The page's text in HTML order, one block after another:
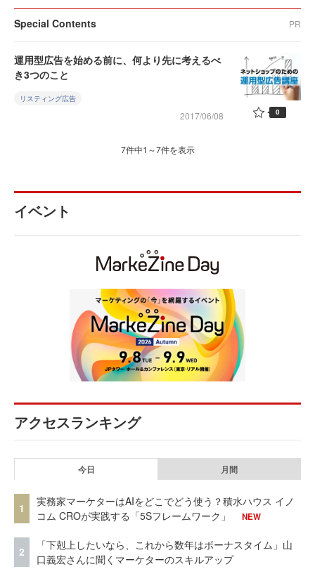
Special Contents PR
運用型広告を始める前に、何より先に考えるべ
き3つのこと
リスティング広告
2017/06/08 0
7件中1～7件を表示
イベント
アクセスランキング
今日 月間
1
実務家マーケターはAIをどこでどう使う？積水ハウス イノ
コム CROが実践する「5Sフレームワーク」
NEW
2
「下剋上したいなら、これから数年はボーナスタイム」山
口義宏さんに聞くマーケターのスキルアップ